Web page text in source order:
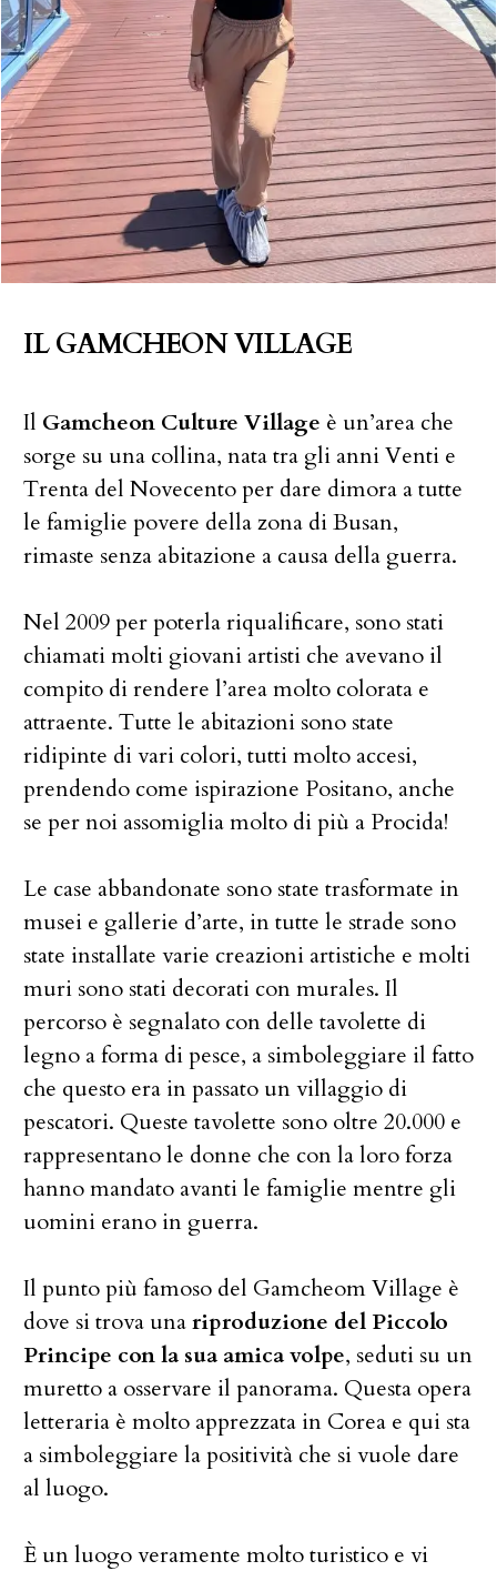
IL GAMCHEON VILLAGE
Il Gamcheon Culture Village è un’area che
sorge su una collina, nata tra gli anni Venti e
Trenta del Novecento per dare dimora a tutte
le famiglie povere della zona di Busan,
rimaste senza abitazione a causa della guerra.
Nel 2009 per poterla riqualificare, sono stati
chiamati molti giovani artisti che avevano il
compito di rendere l’area molto colorata e
attraente. Tutte le abitazioni sono state
ridipinte di vari colori, tutti molto accesi,
prendendo come ispirazione Positano, anche
se per noi assomiglia molto di più a Procida!
Le case abbandonate sono state trasformate in
musei e gallerie d’arte, in tutte le strade sono
state installate varie creazioni artistiche e molti
muri sono stati decorati con murales. Il
percorso è segnalato con delle tavolette di
legno a forma di pesce, a simboleggiare il fatto
che questo era in passato un villaggio di
pescatori. Queste tavolette sono oltre 20.000 e
rappresentano le donne che con la loro forza
hanno mandato avanti le famiglie mentre gli
uomini erano in guerra.
Il punto più famoso del Gamcheom Village è
dove si trova unariproduzione del Piccolo
Principe con la sua amica volpe, seduti su un
muretto a osservare il panorama. Questa opera
letteraria è molto apprezzata in Corea e qui sta
a simboleggiare la positività che si vuole dare
al luogo.
È un luogo veramente molto turistico e vi